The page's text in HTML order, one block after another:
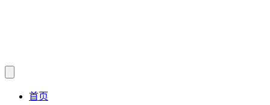
首页